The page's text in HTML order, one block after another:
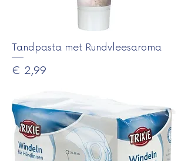
Tandpasta met Rundvleesaroma
Prijs
€ 2,99